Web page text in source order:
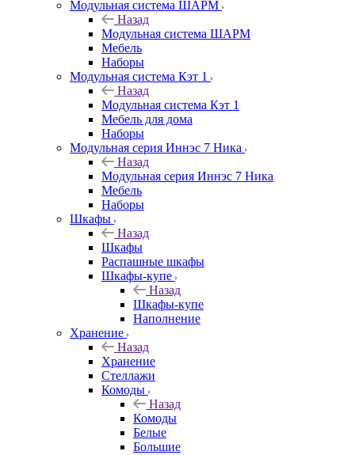
Модульная система ШАРМ
Назад
Модульная система ШАРМ
Мебель
Наборы
Модульная система Кэт 1
Назад
Модульная система Кэт 1
Мебель для дома
Наборы
Модульная серия Иннэс 7 Ника
Назад
Модульная серия Иннэс 7 Ника
Мебель
Наборы
Шкафы
Назад
Шкафы
Распашные шкафы
Шкафы-купе
Назад
Шкафы-купе
Наполнение
Хранение
Назад
Хранение
Стеллажи
Комоды
Назад
Комоды
Белые
Большие